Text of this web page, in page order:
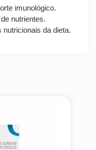
imunológico.
nutrientes.
da dieta.